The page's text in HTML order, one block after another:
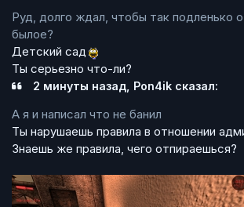
Руд, долго ждал, чтобы так подленько
былое?
Детский сад
Ты серьезно что-ли?
2 минуты назад, Pon4ik сказал:
А я и написал что не банил
Ты нарушаешь правила в отношении
Знаешь же правила, чего отпираешься?